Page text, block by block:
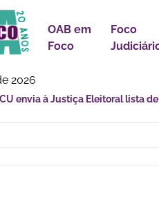
OAB em
Foco
Foco
2026
Luizinho: Cadastro Nacional